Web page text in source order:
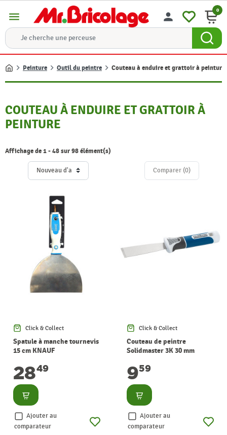
menu person 0
Accueil
Peinture Outil du peintre Couteau à enduire et grattoir à peinture
COUTEAU À ENDUIRE ET GRATTOIR À
PEINTURE
Affichage de 1 - 48 sur 98 élément(s)
Comparer (0)‎
Click & Collect
Spatule à manche tournevis
15 cm KNAUF
2849
Consulter
Ajouter au
comparateur
Click & Collect
Couteau de peintre
Solidmaster 3K 30 mm
959
Consulter
Ajouter au
comparateur